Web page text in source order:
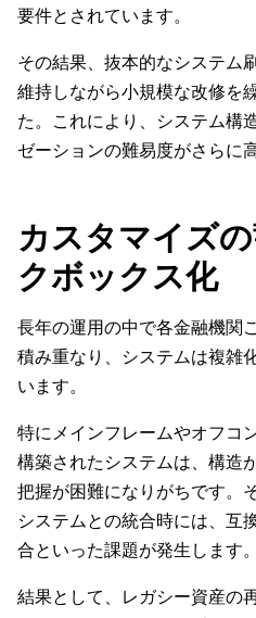
要件とされています。
その結果、抜本的なシステム
維持しながら小規模な改修を
た。これにより、システム構
ゼーションの難易度がさらに
カスタマイズ
クボックス化
長年の運用の中で各金融機関
積み重なり、システムは複雑
います。
特にメインフレームやオフコ
構築されたシステムは、構造
把握が困難になりがちです。
システムとの統合時には、互
合といった課題が発生します。
結果として、レガシー資産の